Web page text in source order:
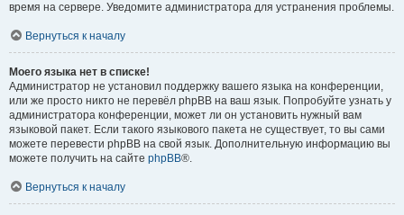
время на сервере. Уведомите администратора для устранения проблемы.
Вернуться к началу
Моего языка нет в списке!
Администратор не установил поддержку вашего языка на конференции,
или же просто никто не перевёл phpBB на ваш язык. Попробуйте узнать у
администратора конференции, может ли он установить нужный вам
языковой пакет. Если такого языкового пакета не существует, то вы сами
можете перевести phpBB на свой язык. Дополнительную информацию вы
можете получить на сайте phpBB®.
Вернуться к началу